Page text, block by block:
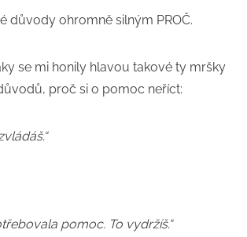
důvody ohromně silným PROČ.
se mi honily hlavou takové ty mršky
proč si o pomoc neříct:
pomoc. To vydržíš.“